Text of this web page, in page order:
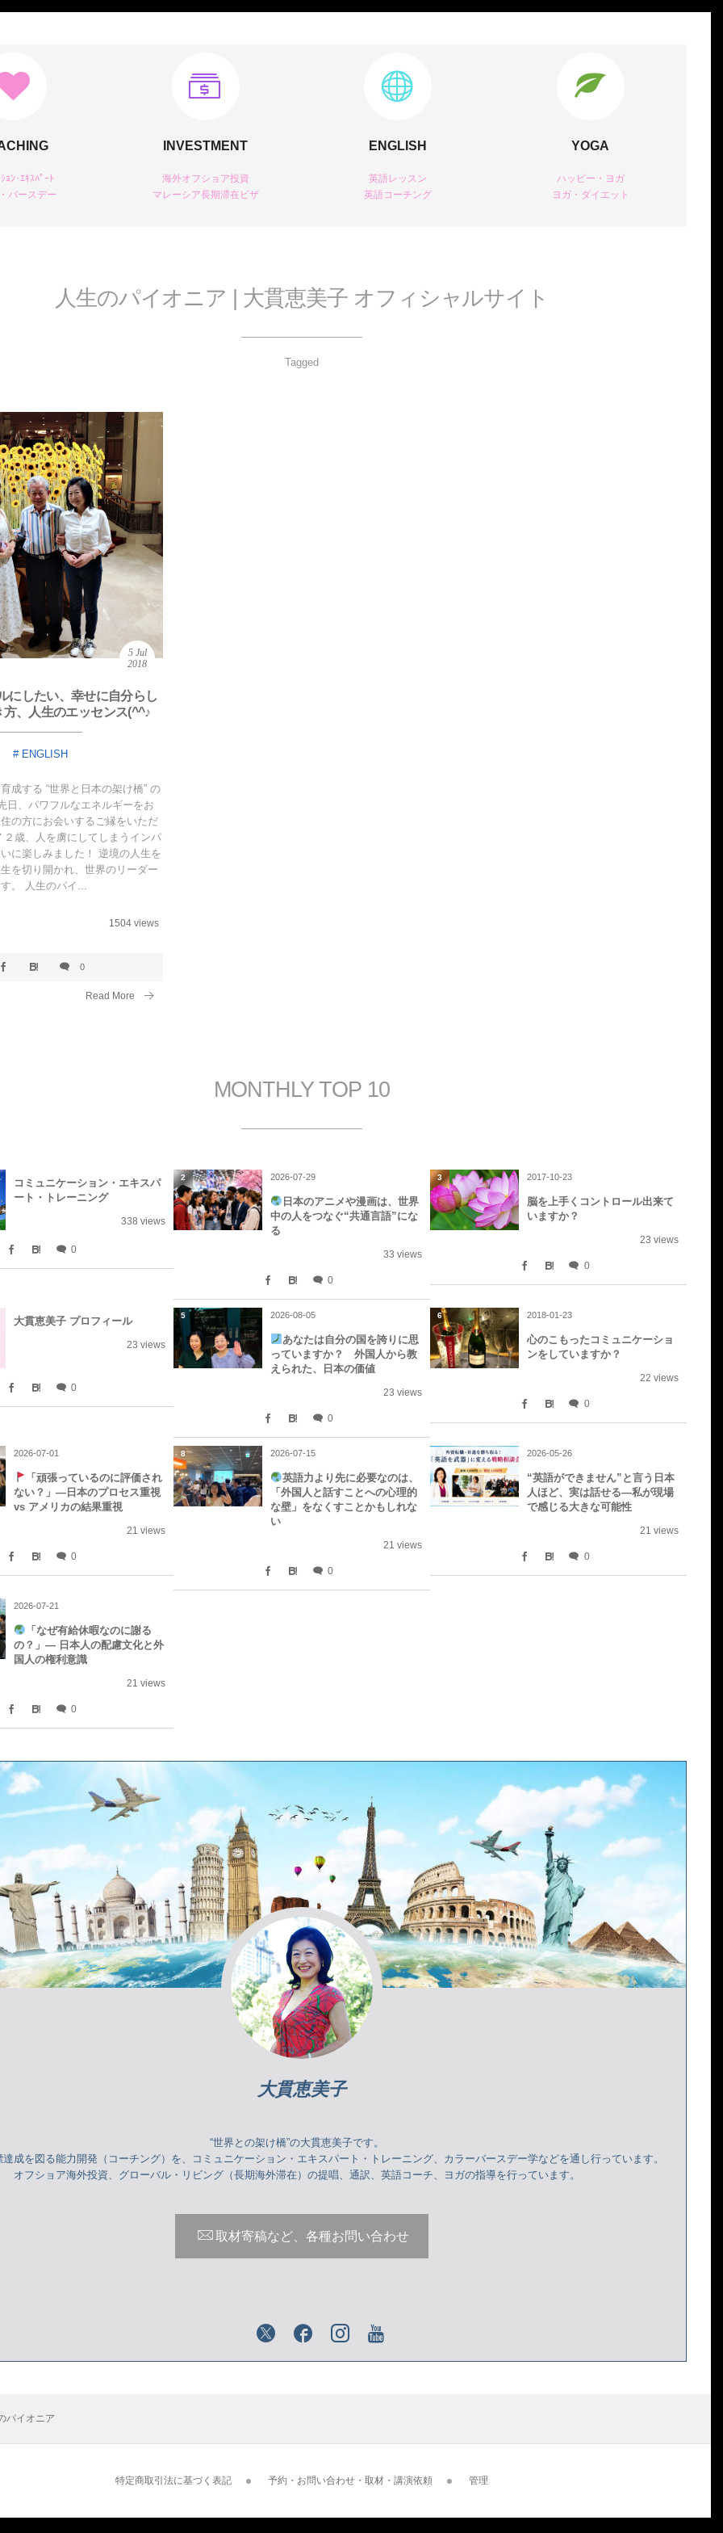
ｮﾝ･ｴｷｽﾊﾟｰﾄ
バースデー
INVESTMENT
海外オフショア投資
マレーシア長期滞在ビザ
ENGLISH
英語レッスン
英語コーチング
YOGA
ハッピー・ヨガ
ヨガ・ダイエット
人生のパイオニア | 大貫恵美子 オフィシャルサイト
Tagged
5 Jul
2018
にしたい、幸せに自分らし
、人生のエッセンス(^^♪
ENGLISH
成する “世界と日本の架け橋” の
日、パワフルなエネルギーをお
の方にお会いするご縁をいただ
２歳、人を虜にしてしまうインパ
に楽しみました！ 逆境の人生を
を切り開かれ、世界のリーダー
。 人生のパイ...
1504 views
0
Read More
MONTHLY TOP 10
コミュニケーション・エキスパ
ート・トレーニング
338 views
0
2026-07-29
日本のアニメや漫画は、世界
中の人をつなぐ“共通言語”にな
る
33 views
0
2 2017-10-23
脳を上手くコントロール出来て
いますか？
23 views
0
3
大貫恵美子 プロフィール
23 views
0
2026-08-05
あなたは自分の国を誇りに思
っていますか？ 外国人から教
えられた、日本の価値
23 views
0
5 2018-01-23
心のこもったコミュニケーショ
ンをしていますか？
22 views
0
6
2026-07-01
「頑張っているのに評価され
ない？」—日本のプロセス重視
vs アメリカの結果重視
21 views
0
2026-07-15
英語力より先に必要なのは、
「外国人と話すことへの心理的
な壁」をなくすことかもしれな
い
21 views
0
8 2026-05-26
“英語ができません”と言う日本
人ほど、実は話せる—私が現場
で感じる大きな可能性
21 views
0
9
2026-07-21
「なぜ有給休暇なのに謝る
の？」― 日本人の配慮文化と外
国人の権利意識​
21 views
0
大貫恵美子
“世界との架け橋”の大貫恵美子です。
成を図る能力開発（コーチング）を、コミュニケーション・エキスパート・トレーニング、カラーバースデー学などを通し行っています。
オフショア海外投資、グローバル・リビング（長期海外滞在）の提唱、通訳、英語コーチ、ヨガの指導を行っています。
取材寄稿など、各種お問い合わせ
パイオニア
特定商取引法に基づく表記 予約・お問い合わせ・取材・講演依頼 管理